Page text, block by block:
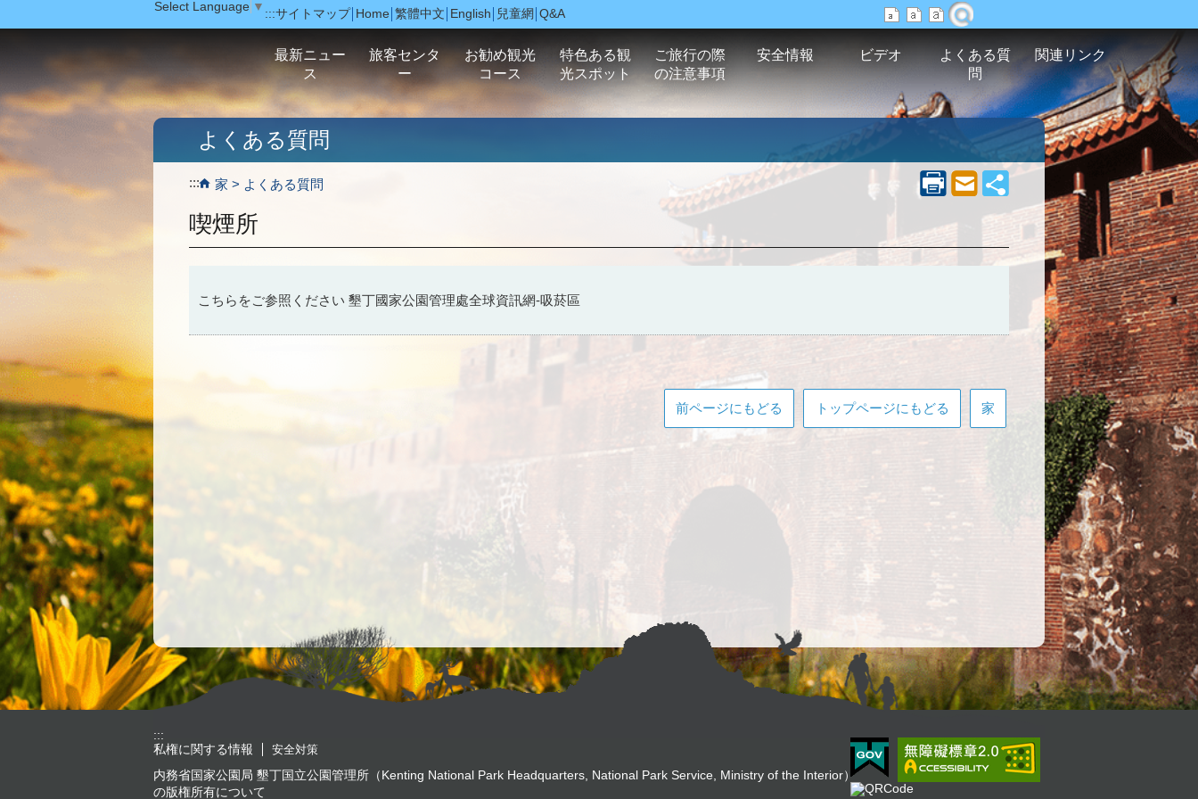
:::サイトマップ Home 繁體中文 English 兒童網 Q&A
Select Language ▼
最新ニュー
ス
旅客センタ
ー
お勧め観光
コース
特色ある観
光スポット
ご旅行の際
の注意事項
安全情報 ビデオ
よくある質
問
関連リンク
::: 家 よくある質問
よくある質問
喫煙所
こちらをご参照ください 墾丁國家公園管理處全球資訊網-吸菸區
前ページにもどる トップページにもどる 家
:::
私権に関する情報
安全対策
内務省国家公園局 墾丁国立公園管理所（Kenting National Park Headquarters, National Park Service, Ministry of the Interior）
の版権所有について